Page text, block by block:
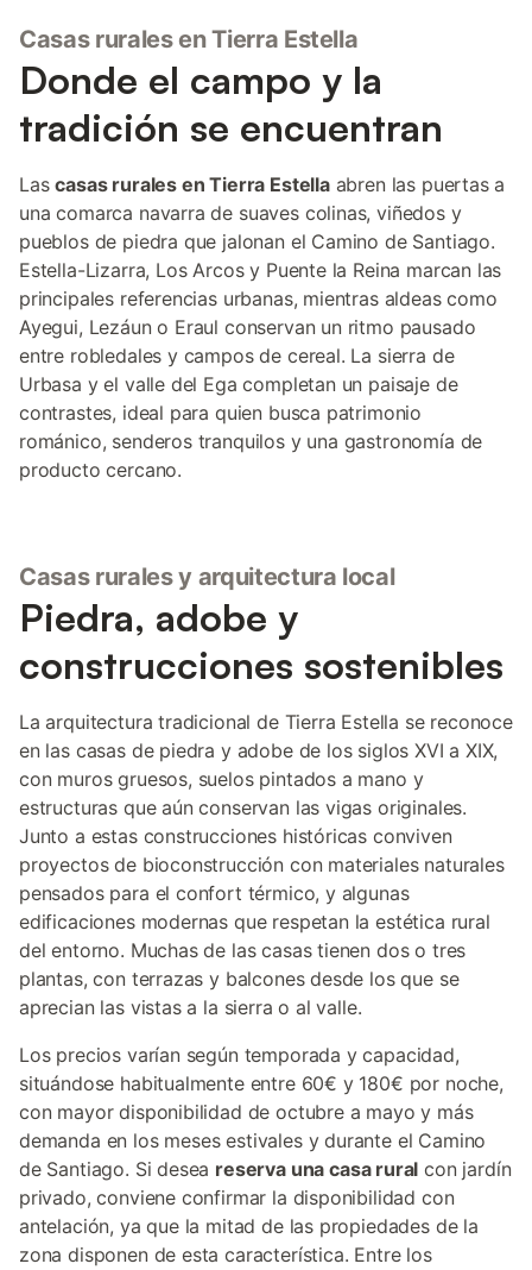
Casas rurales en Tierra Estella
Donde el campo y la
tradición se encuentran
Lascasas rurales en Tierra Estellaabren las puertas a
una comarca navarra de suaves colinas, viñedos y
pueblos de piedra que jalonan el Camino de Santiago.
Estella-Lizarra, Los Arcos y Puente la Reina marcan las
principales referencias urbanas, mientras aldeas como
Ayegui, Lezáun o Eraul conservan un ritmo pausado
entre robledales y campos de cereal. La sierra de
Urbasa y el valle del Ega completan un paisaje de
contrastes, ideal para quien busca patrimonio
románico, senderos tranquilos y una gastronomía de
producto cercano.
Casas rurales y arquitectura local
Piedra, adobe y
construcciones sostenibles
La arquitectura tradicional de Tierra Estella se reconoce
en las casas de piedra y adobe de los siglos XVI a XIX,
con muros gruesos, suelos pintados a mano y
estructuras que aún conservan las vigas originales.
Junto a estas construcciones históricas conviven
proyectos de bioconstrucción con materiales naturales
pensados para el confort térmico, y algunas
edificaciones modernas que respetan la estética rural
del entorno. Muchas de las casas tienen dos o tres
plantas, con terrazas y balcones desde los que se
aprecian las vistas a la sierra o al valle.
Los precios varían según temporada y capacidad,
situándose habitualmente entre 60€ y 180€ por noche,
con mayor disponibilidad de octubre a mayo y más
demanda en los meses estivales y durante el Camino
de Santiago. Si desea reserva una casa rural con jardín
privado, conviene confirmar la disponibilidad con
antelación, ya que la mitad de las propiedades de la
zona disponen de esta característica. Entre los